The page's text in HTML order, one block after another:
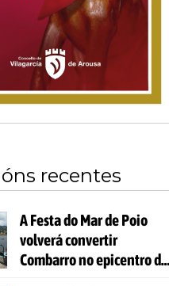
recentes
A Festa do Mar de Poio
volverá convertir
Combarro no epicentro da